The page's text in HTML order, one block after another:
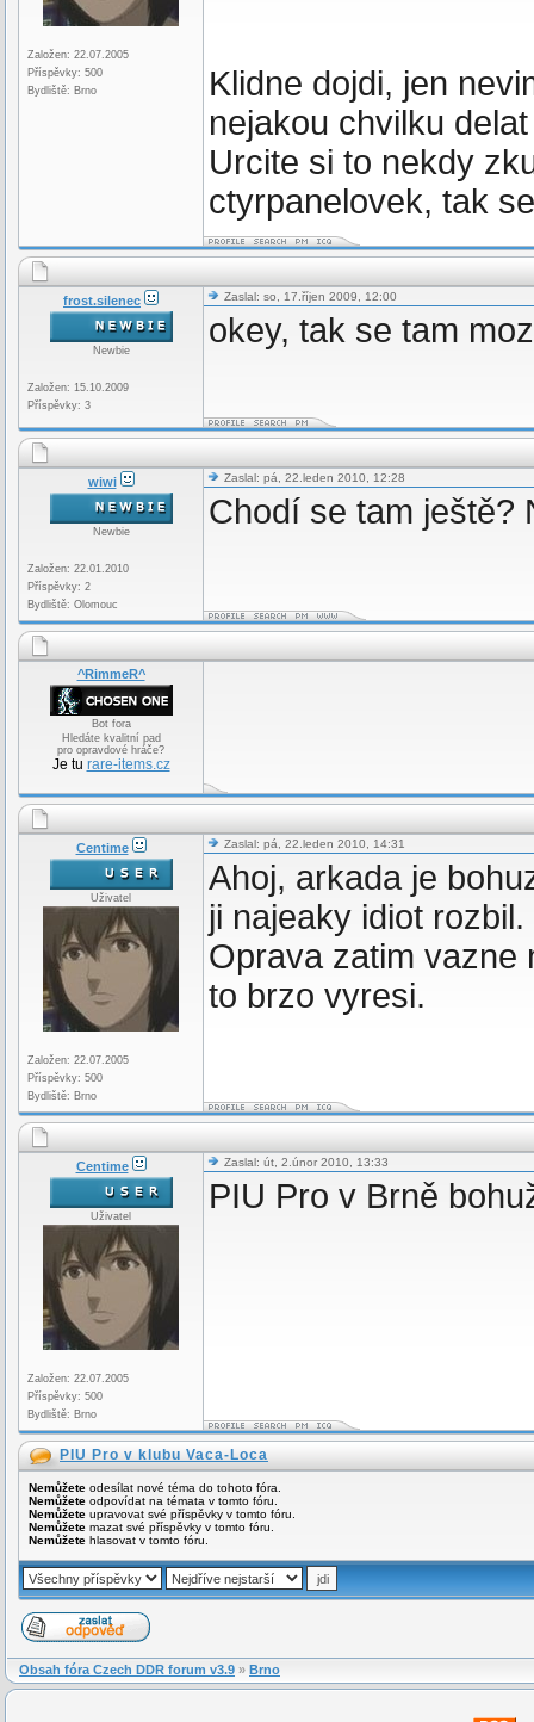
Založen: 22.07.2005
Příspěvky: 500
Bydliště: Brno
Klidne dojdi, jen
nejakou chvilku
Urcite si to nekdy
ctyrpanelovek, tak
frost.silenec
Newbie
Založen: 15.10.2009
Příspěvky: 3
Zaslal: so, 17.říjen 2009, 12:00
okey, tak se tam
wiwi
Newbie
Založen: 22.01.2010
Příspěvky: 2
Bydliště: Olomouc
Zaslal: pá, 22.leden 2010, 12:28
Chodí se tam ještě?
^RimmeR^
Bot fora
Hledáte kvalitní pad
pro opravdové hráče?
Je tu rare-items.cz
Centime
Uživatel
Založen: 22.07.2005
Příspěvky: 500
Bydliště: Brno
Zaslal: pá, 22.leden 2010, 14:31
Ahoj, arkada je
ji najeaky idiot
Oprava zatim vazne
to brzo vyresi.
Centime
Uživatel
Založen: 22.07.2005
Příspěvky: 500
Bydliště: Brno
Zaslal: út, 2.únor 2010, 13:33
PIU Pro v Brně
PIU Pro v klubu Vaca-Loca
Nemůžete odesílat nové téma do tohoto fóra.
Nemůžete odpovídat na témata v tomto fóru.
Nemůžete upravovat své příspěvky v tomto fóru.
Nemůžete mazat své příspěvky v tomto fóru.
Nemůžete hlasovat v tomto fóru.
Obsah fóra Czech DDR forum v3.9 » Brno